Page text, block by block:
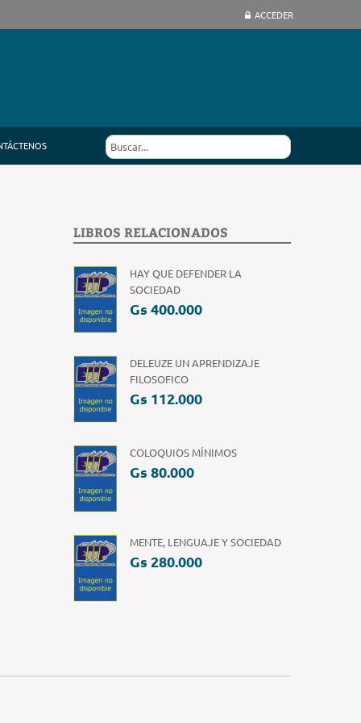
ACCEDER
LIBROS RELACIONADOS
HAY QUE DEFENDER LA
SOCIEDAD
Gs 400.000
DELEUZE UN APRENDIZAJE
FILOSOFICO
Gs 112.000
COLOQUIOS MÍNIMOS
Gs 80.000
MENTE, LENGUAJE Y SOCIEDAD
Gs 280.000